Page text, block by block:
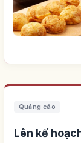
Quảng cáo
Lên kế